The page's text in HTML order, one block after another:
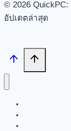
© 2026 QuickPC:
อัปเดตล่าสุด